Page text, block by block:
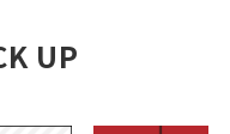
UP